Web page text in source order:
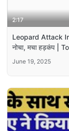
2:17
Leopard Attack In
नोचा, मचा हड़कंप |
June 19, 2025